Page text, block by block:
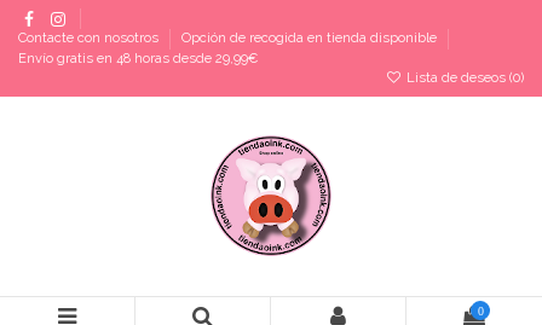
Contacte con nosotros
Opción de recogida en tienda disponible
Envío gratis en 48 horas desde 29,99€
Lista de deseos (0)
0